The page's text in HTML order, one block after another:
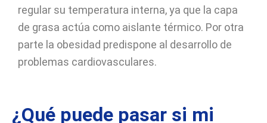
regular su temperatura interna, ya que la capa
de grasa actúa como aislante térmico. Por otra
parte la obesidad predispone al desarrollo de
problemas cardiovasculares.
¿Qué puede pasar si mi